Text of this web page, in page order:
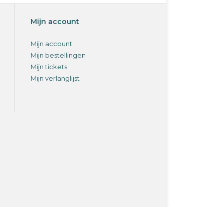
Mijn account
Mijn account
Mijn bestellingen
Mijn tickets
Mijn verlanglijst